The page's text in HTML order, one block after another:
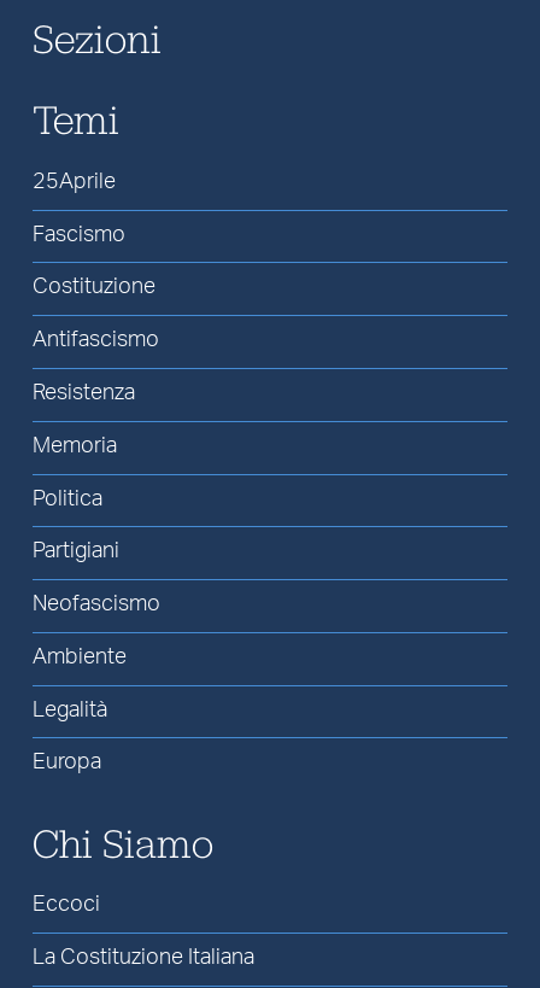
Sezioni
Temi
25Aprile
Fascismo
Costituzione
Antifascismo
Resistenza
Memoria
Politica
Partigiani
Neofascismo
Ambiente
Legalità
Europa
Chi Siamo
Eccoci
La Costituzione Italiana